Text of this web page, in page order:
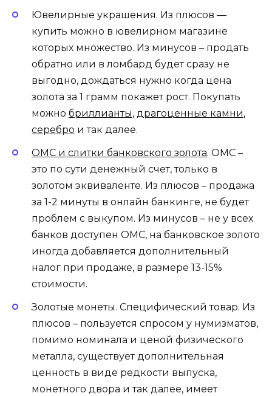
Ювелирные украшения. Из плюсов —
купить можно в ювелирном магазине
которых множество. Из минусов – продать
обратно или в ломбард будет сразу не
выгодно, дождаться нужно когда цена
золота за 1 грамм покажет рост. Покупать
можно бриллианты, драгоценные камни,
серебро и так далее.
ОМС и слитки банковского золота. ОМС –
это по сути денежный счет, только в
золотом эквиваленте. Из плюсов – продажа
за 1-2 минуты в онлайн банкинге, не будет
проблем с выкупом. Из минусов – не у всех
банков доступен ОМС, на банковское золото
иногда добавляется дополнительный
налог при продаже, в размере 13-15%
стоимости.
Золотые монеты. Специфический товар. Из
плюсов – пользуется спросом у нумизматов,
помимо номинала и ценой физического
металла, существует дополнительная
ценность в виде редкости выпуска,
монетного двора и так далее, имеет